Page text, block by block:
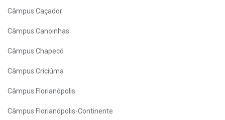
Câmpus Caçador
Câmpus Canoinhas
Câmpus Chapecó
Câmpus Criciúma
Câmpus Florianópolis
Câmpus Florianópolis-Continente